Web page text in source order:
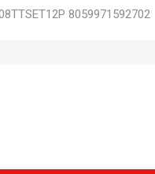
8059971592702